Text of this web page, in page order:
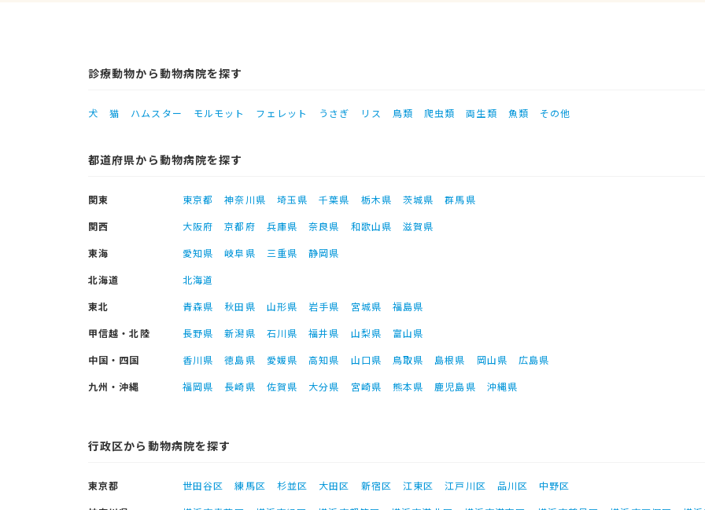
診療動物から動物病院を探す
犬 猫 ハムスター モルモット フェレット うさぎ リス 鳥類 爬虫類 両生類 魚類 その他
都道府県から動物病院を探す
関東 東京都 神奈川県 埼玉県 千葉県 栃木県 茨城県
群馬県
関西
大阪府 京都府 兵庫県 奈良県 和歌山県
滋賀県
東海
愛知県 岐阜県 三重県
静岡県
北海道
北海道
東北
青森県 秋田県 山形県 岩手県 宮城県
福島県
甲信越・北陸
長野県 新潟県 石川県 福井県 山梨県
富山県
中国・四国
香川県 徳島県 愛媛県 高知県 山口県 鳥取県 島根県 岡山県
広島県
九州・沖縄
福岡県 長崎県 佐賀県 大分県 宮崎県 熊本県 鹿児島県 沖縄県
行政区から動物病院を探す
東京都 世田谷区 練馬区 杉並区 大田区 新宿区 江東区 江戸川区 品川区
中野区